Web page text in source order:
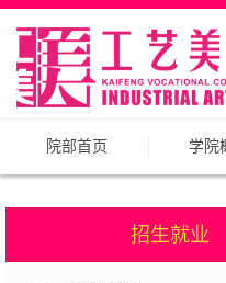
院部首页 学院
招生就业